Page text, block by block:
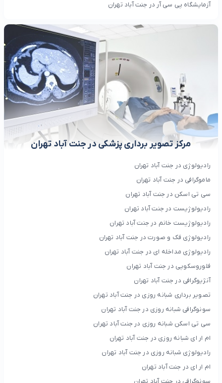
آزمایشگاه پی سی آر در جنت آباد تهران
مرکز تصویر برداری پزشکی در جنت آباد تهران
رادیولوژی در جنت آباد تهران
ماموگرافی در جنت آباد تهران
سی تی اسکن در جنت آباد تهران
رادیولوژیست در جنت آباد تهران
رادیولوژیست خانم در جنت آباد تهران
رادیولوژی فک و صورت در جنت آباد تهران
رادیولوژی مداخله ای در جنت آباد تهران
فلوروسکوپی در جنت آباد تهران
آنژیوگرافی در جنت آباد تهران
تصویر برداری شبانه روزی در جنت آباد تهران
سونوگرافی شبانه روزی در جنت آباد تهران
سی تی اسکن شبانه روزی در جنت آباد تهران
ام ار ای شبانه روزی در جنت آباد تهران
رادیولوژی شبانه روزی در جنت آباد تهران
ام ار ای در جنت آباد تهران